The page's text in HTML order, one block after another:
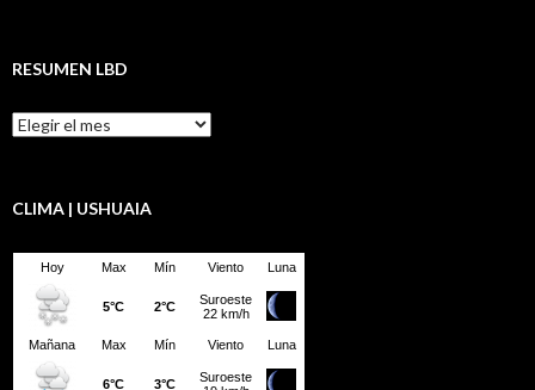
RESUMEN LBD
Resumen
LBD
CLIMA | USHUAIA